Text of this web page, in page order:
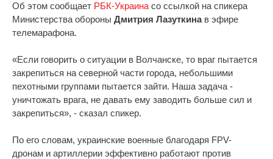
Об этом сообщает РБК-Украина со ссылкой на спикера
Министерства обороны Дмитрия Лазуткинав эфире
телемарафона.
«Если говорить о ситуации в Волчанске, то враг пытается
закрепиться на северной части города, небольшими
пехотными группами пытается зайти. Наша задача -
уничтожать врага, не давать ему заводить больше сил и
закрепиться», - сказал спикер.
По его словам, украинские военные благодаря FPV-
дронам и артиллерии эффективно работают против